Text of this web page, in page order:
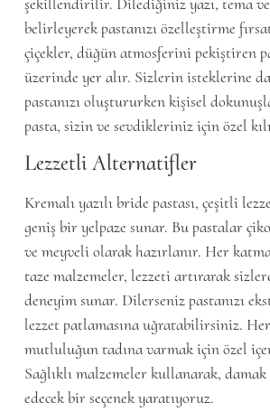
belirleyerek pastanızı özelleştirme
çiçekler, düğün atmosferini pekiştiren
üzerinde yer alır. Sizlerin isteklerine
pastanızı oluştururken kişisel
pasta, sizin ve sevdikleriniz için özel
Lezzetli Alternatifler
Kremalı yazılı bride pastası, çeşitli
geniş bir yelpaze sunar. Bu pastalar
ve meyveli olarak hazırlanır. Her
taze malzemeler, lezzeti artırarak
deneyim sunar. Dilerseniz pastanızı
lezzet patlamasına uğratabilirsiniz.
mutluluğun tadına varmak için özel
Sağlıklı malzemeler kullanarak,
edecek bir seçenek yaratıyoruz.